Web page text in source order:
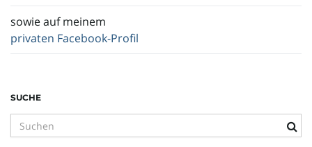
sowie auf meinem
privaten Facebook-Profil
SUCHE
u